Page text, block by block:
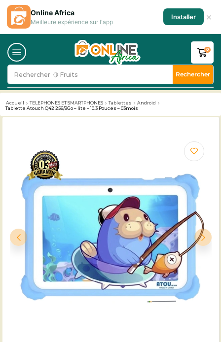
Rechercher 🥛 Milk Rechercher
0
Accueil TELEPHONES ET SMARTPHONES Tablettes
Android
Tablette Atouch Q42 256/8Go – lite – 10.3 Pouces – 03mois
Online Africa
Meilleure expérience sur l'app
Installer ×